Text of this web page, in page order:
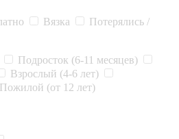
Вязка
Потерялись /
Подросток (6-11 месяцев)
Взрослый (4-6 лет)
Пожилой (от 12 лет)